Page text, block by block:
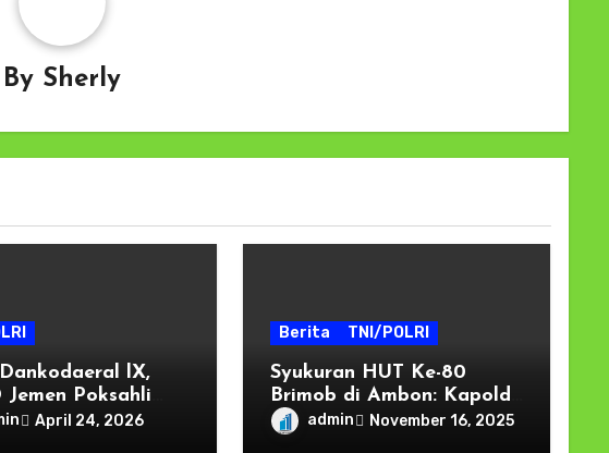
By Sherly
lX,
Jemen Poksahli
lX Hadiri Dies
ke-63 dan Wisuda
April 24, 2026
Berita TNI/POLRI
Syukuran HUT Ke-80
Brimob di Ambon: Kapolda
Resmikan Patung Karel
Satsuitubun dan Tegaskan
admin November 16, 2025